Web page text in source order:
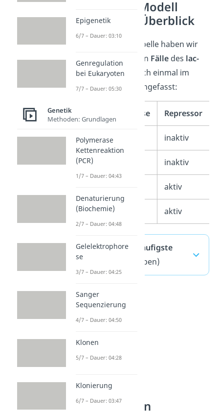
Lac-Operon-Modell
Prozesse im Überblick
In der folgenden Tabelle haben wir
dir die verschiedenen Fälle des lac-
Operon-Modells
noch einmal im
Überblick zusammengefasst:
Lactose Repressor
– inaktiv
+ inaktiv
aktiv
– aktiv
lac-Operon — häufigste
(ausklappen)
Genregulation
Epigenetik
6/7 – Dauer: 03:10
Genregulation
bei Eukaryoten
7/7 – Dauer: 05:30
Genetik
Methoden: Grundlagen
Polymerase
Kettenreaktion
(PCR)
1/7 – Dauer: 04:43
Denaturierung
(Biochemie)
2/7 – Dauer: 04:48
Gelelektrophore
se
3/7 – Dauer: 04:25
Sanger
Sequenzierung
4/7 – Dauer: 04:50
Klonen
5/7 – Dauer: 04:28
Klonierung
6/7 – Dauer: 03:47